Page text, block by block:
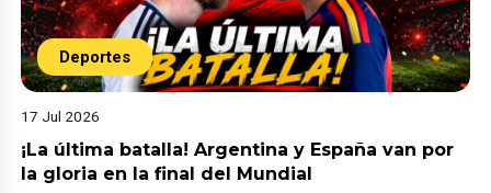
Deportes
17 Jul 2026
¡La última batalla! Argentina y España van por
la gloria en la final del Mundial